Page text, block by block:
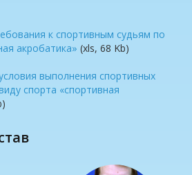
к спортивным судьям по
акробатика» (xls, 68 Kb)
выполнения спортивных
спорта «спортивная